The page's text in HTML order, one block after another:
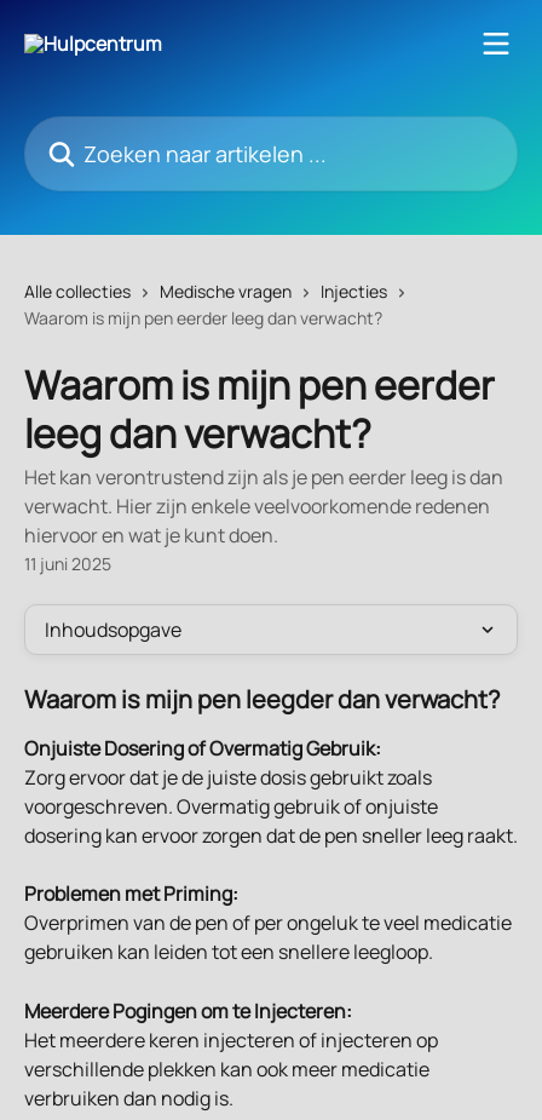
Zoeken naar artikelen ...
Alle collecties Medische vragen
Injecties
Waarom is mijn pen eerder leeg dan verwacht?
Waarom is mijn pen eerder
leeg dan verwacht?
Het kan verontrustend zijn als je pen eerder leeg is dan
verwacht. Hier zijn enkele veelvoorkomende redenen
hiervoor en wat je kunt doen.
11 juni 2025
Inhoudsopgave
Waarom is mijn pen leegder dan verwacht?
Onjuiste Dosering of Overmatig Gebruik:
Zorg ervoor dat je de juiste dosis gebruikt zoals
voorgeschreven. Overmatig gebruik of onjuiste
dosering kan ervoor zorgen dat de pen sneller leeg raakt.
Problemen met Priming:
Overprimen van de pen of per ongeluk te veel medicatie
gebruiken kan leiden tot een snellere leegloop.
Meerdere Pogingen om te Injecteren:
Het meerdere keren injecteren of injecteren op
verschillende plekken kan ook meer medicatie
verbruiken dan nodig is.